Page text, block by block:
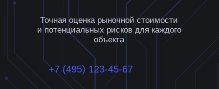
ИНДИВИДУАЛЬНЫЕ
КОНСУЛЬТАЦИИ
Получите персональную поддержку
от наших экспертов